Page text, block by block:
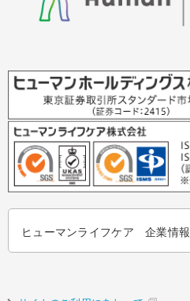
ヒューマンライフケア 企業情報